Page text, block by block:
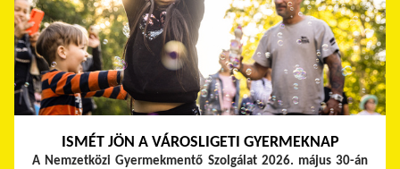
ISMÉT JÖN A VÁROSLIGETI GYERMEKNAP
A Nemzetközi Gyermekmentő Szolgálat 2026. május 30-án